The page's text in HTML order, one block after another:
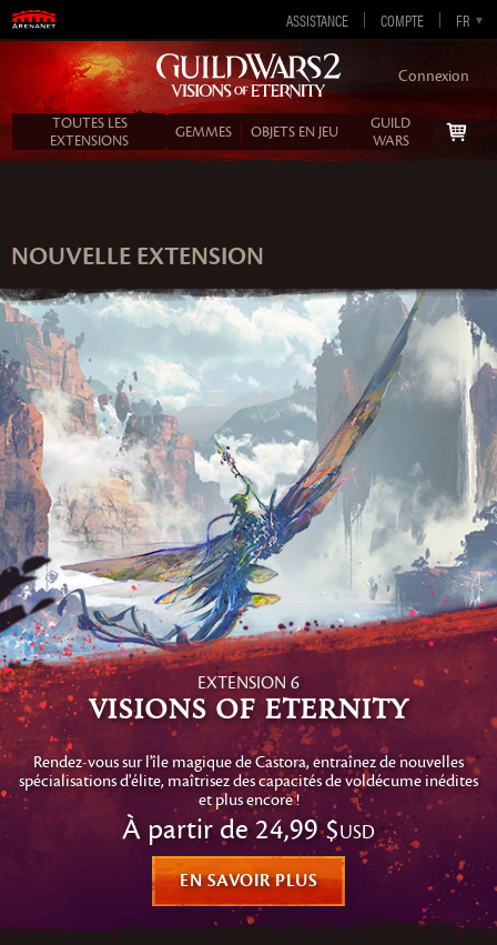
ASSISTANCE COMPTE FR
EN-US
DE
ES
EN-GB
Connexion
TOUTES LES
EXTENSIONS
GEMMES OBJETS EN JEU
GUILD
WARS
NOUVELLE EXTENSION
EXTENSION 6
Visions of Eternity
Rendez-vous sur l'île magique de Castora, entraînez de nouvelles
spécialisations d'élite, maîtrisez des capacités de voldécume inédites
et plus encore !
À partir de24,99 $USD
EN SAVOIR PLUS